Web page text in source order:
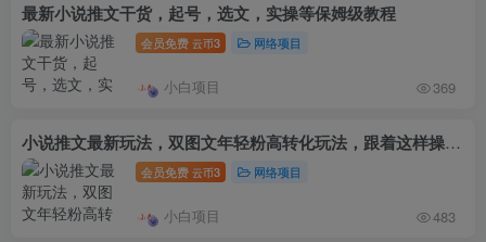
最新小说推文干货，起号，选文，实操等保姆级教程
会员免费 云币3 网络项目
小白项目 369
小说推文最新玩法，双图文年轻粉高转化玩法，跟着这样操做，有人3天收益1632
会员免费 云币3 网络项目
小白项目 483